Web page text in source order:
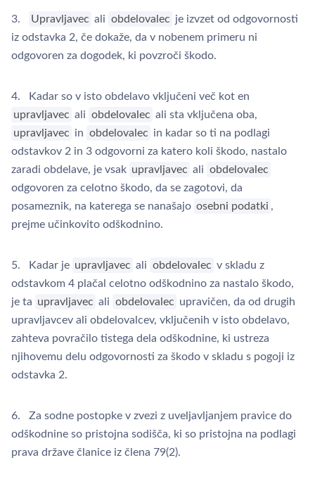
3. Upravljavec ali obdelovalec je izvzet od odgovornosti
iz odstavka 2, če dokaže, da v nobenem primeru ni
odgovoren za dogodek, ki povzroči škodo.
4. Kadar so v isto obdelavo vključeni več kot en
upravljavec ali obdelovalec ali sta vključena oba,
upravljavec in obdelovalec in kadar so ti na podlagi
odstavkov 2 in 3 odgovorni za katero koli škodo, nastalo
zaradi obdelave, je vsak upravljavec ali obdelovalec
odgovoren za celotno škodo, da se zagotovi, da
posameznik, na katerega se nanašajo osebni podatki ,
prejme učinkovito odškodnino.
5. Kadar je upravljavec ali obdelovalec v skladu z
odstavkom 4 plačal celotno odškodnino za nastalo škodo,
je ta upravljavec ali obdelovalec upravičen, da od drugih
upravljavcev ali obdelovalcev, vključenih v isto obdelavo,
zahteva povračilo tistega dela odškodnine, ki ustreza
njihovemu delu odgovornosti za škodo v skladu s pogoji iz
odstavka 2.
6. Za sodne postopke v zvezi z uveljavljanjem pravice do
odškodnine so pristojna sodišča, ki so pristojna na podlagi
prava države članice iz člena 79(2).